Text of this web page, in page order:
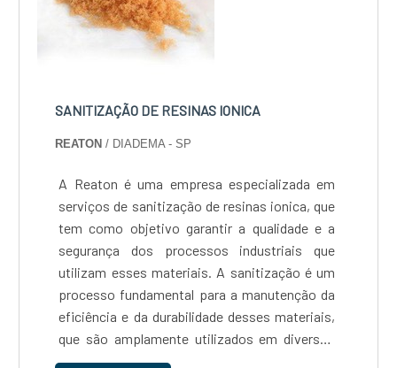
SANITIZAÇÃO DE RESINAS IONICA
REATON/ DIADEMA - SP
A Reaton é uma empresa especializada em
serviços de sanitização de resinas ionica, que
tem como objetivo garantir a qualidade e a
segurança dos processos industriais que
utilizam esses materiais. A sanitização é um
processo fundamental para a manutenção da
eficiência e da durabilidade desses materiais,
que são amplamente utilizados em diversos
setores da indústria, como o farmacêutico, o